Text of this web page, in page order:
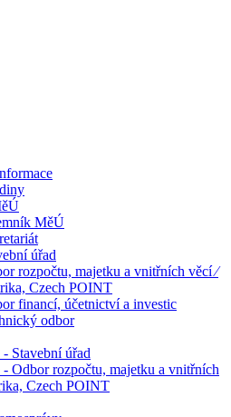
MěÚ
úřad
rozpočtu, majetku a vnitřních věcí ⁄
Czech POINT
financí, účetnictví a investic
odbor
Stavební úřad
- Odbor rozpočtu, majetku a vnitřních
Czech POINT